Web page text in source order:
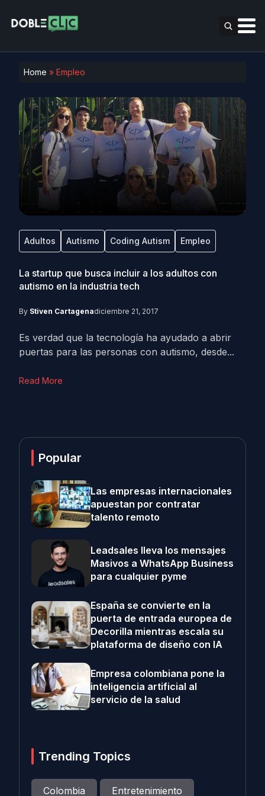
Home » Empleo
Adultos Autismo Coding Autism Empleo
La startup que busca incluir a los adultos con
autismo en la industria tech
By Stiven Cartagenadiciembre 21, 2017
Es verdad que la tecnología ha ayudado a abrir
puertas para las personas con autismo, desde...
Read More
Popular
Las empresas internacionales
apuestan por contratar
talento remoto
Leadsales lleva los mensajes
Masivos a WhatsApp Business
para cualquier pyme
España se convierte en la
puerta de entrada europea de
Decorilla mientras escala su
plataforma de diseño con IA
Empresa colombiana pone la
inteligencia artificial al
servicio de la salud
Trending Topics
Colombia Entretenimiento